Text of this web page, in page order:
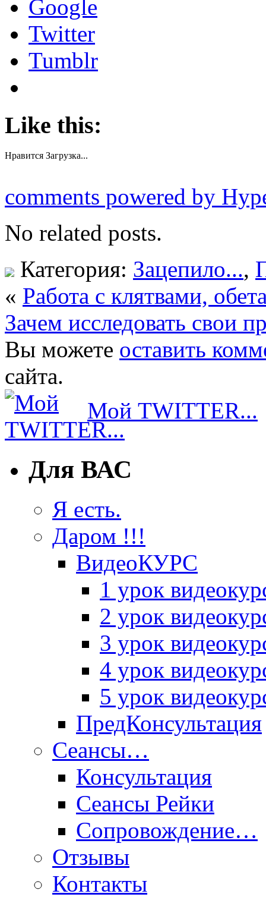
Google
Twitter
Tumblr
Like this:
Нравится Загрузка...
comments powered by
No related posts.
Категория: Зацепило...,
« Работа с клятвами,
Зачем исследовать свои
Вы можете оставить
сайта.
Мой TWITTER...
Для ВАС
Я есть.
Даром !!!
ВидеоКУРС
1 урок
2 урок
3 урок
4 урок
5 урок
ПредКонсультация
Сеансы…
Консультация
Сеансы Рейки
Сопровождение…
Отзывы
Контакты